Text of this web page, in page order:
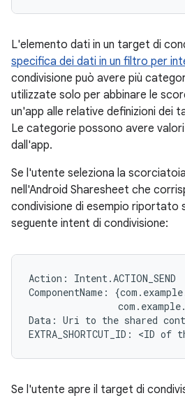
L'elemento dati in un target di
specifica dei dati in un filtro per
condivisione può avere più
utilizzate solo per abbinare le
un'app alle relative definizioni dei
Le categorie possono avere
dall'app.
Se l'utente seleziona la
nell'Android Sharesheet che
condivisione di esempio riportato
seguente intent di condivisione:
Action : Intent.ACTION_SEND
ComponentName : {com . example
com . example.
Data : Uri to the shared
EXTRA_SHORTCUT_ID : <ID of
Se l'utente apre il target di